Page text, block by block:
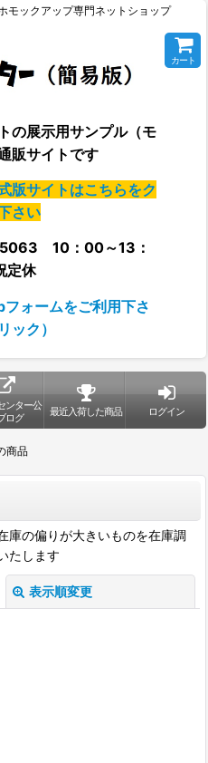
モックアップ専門ネットショップ
の展示用サンプル（モ
販サイトです
版サイトはこちらをク
さい
10：00～13：
休
ォームをご利用下さ
ック）
カート
ンター公
ログ
最近入荷した商品 ログイン
商品
庫の偏りが大きいものを在庫調
たします
表示順変更